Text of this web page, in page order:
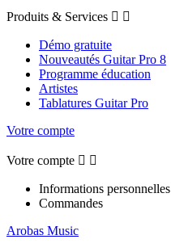
Produits & Services  
Démo gratuite
Nouveautés Guitar Pro 8
Programme éducation
Artistes
Tablatures Guitar Pro
Votre compte
Votre compte  
Informations personnelles
Commandes
Arobas Music